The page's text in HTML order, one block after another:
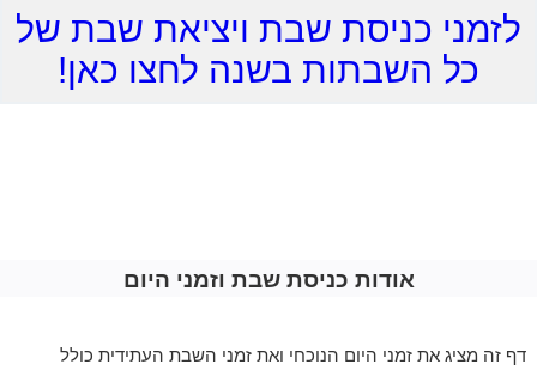
לזמני כניסת שבת ויציאת שבת של
כל השבתות בשנה לחצו כאן!
אודות כניסת שבת וזמני היום
דף זה מציג את זמני היום הנוכחי ואת זמני השבת העתידית כולל